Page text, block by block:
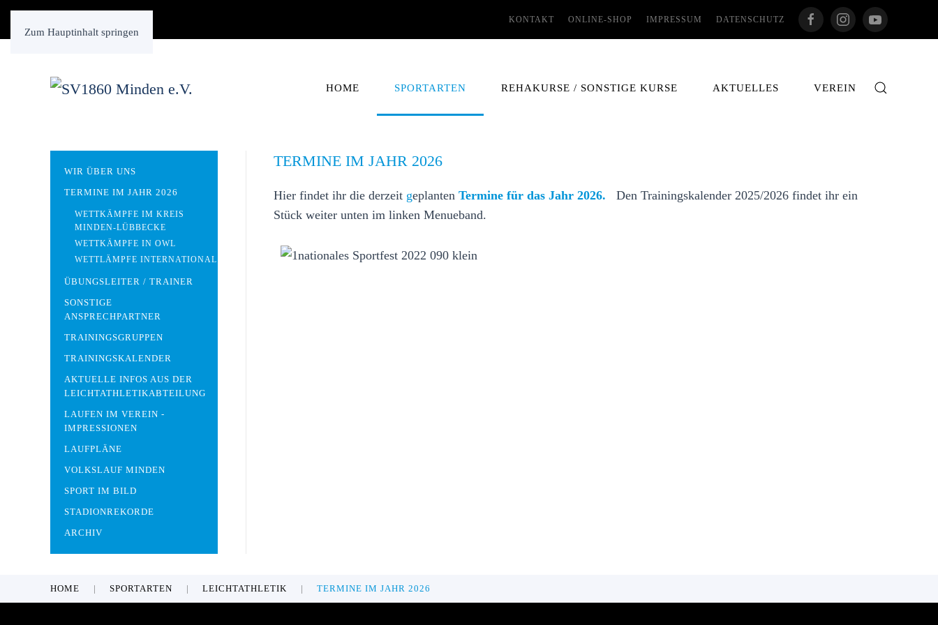
Zum Hauptinhalt springen
KONTAKT ONLINE-SHOP IMPRESSUM DATENSCHUTZ
HOME SPORTARTEN REHAKURSE / SONSTIGE KURSE AKTUELLES VEREIN
TERMINE IM JAHR 2026
Hier findet ihr die derzeit geplanten Termine für das Jahr 2026.
Den Trainingskalender 2025/2026 findet ihr ein
Stück weiter unten im linken Menueband.
WIR ÜBER UNS
TERMINE IM JAHR 2026
WETTKÄMPFE IM KREIS
MINDEN-LÜBBECKE
WETTKÄMPFE IN OWL
WETTLÄMPFE INTERNATIONAL
ÜBUNGSLEITER / TRAINER
SONSTIGE
ANSPRECHPARTNER
TRAININGSGRUPPEN
TRAININGSKALENDER
AKTUELLE INFOS AUS DER
LEICHTATHLETIKABTEILUNG
LAUFEN IM VEREIN -
IMPRESSIONEN
LAUFPLÄNE
VOLKSLAUF MINDEN
SPORT IM BILD
STADIONREKORDE
ARCHIV
HOME SPORTARTEN LEICHTATHLETIK TERMINE IM JAHR 2026